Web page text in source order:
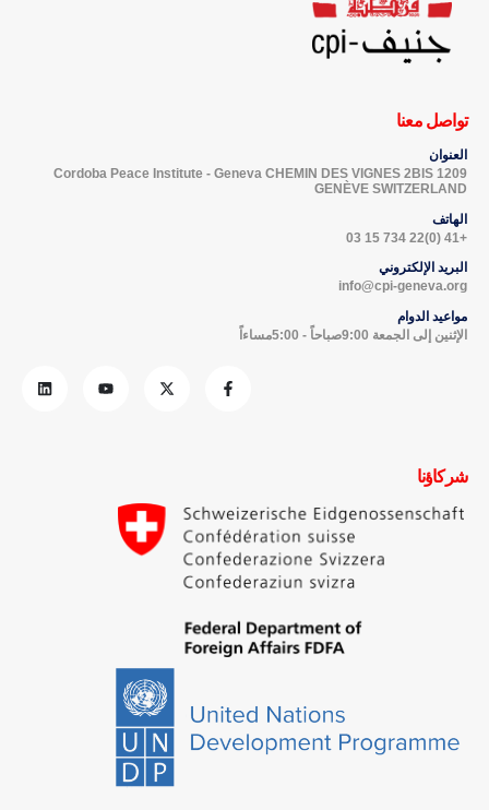
تواصل معنا
العنوان
Cordoba Peace Institute - Geneva CHEMIN DES VIGNES 2BIS 1209
GENÈVE SWITZERLAND
الهاتف
+41 (0)22 734 15 03
البريد الإلكتروني
info@cpi-geneva.org
مواعيد الدوام
الإثنين إلى الجمعة 9:00صباحاً - 5:00مساءاً
شركاؤنا